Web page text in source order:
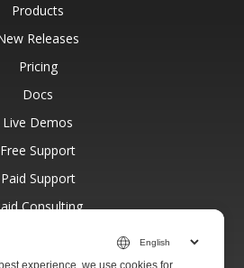
Products
Releases
Pricing
Docs
Live Demos
Free Support
Paid Support
Consulting
Websites
experience, we use cookies for